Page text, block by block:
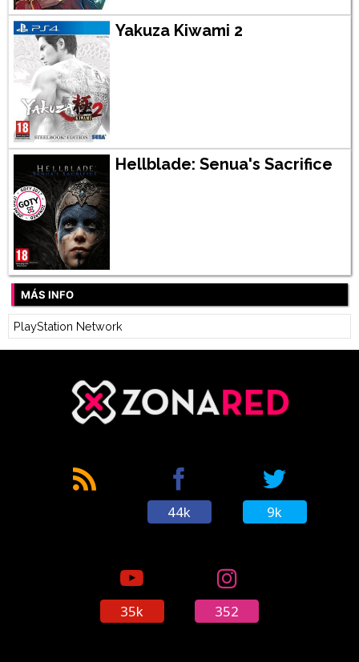
Yakuza Kiwami 2
Hellblade: Senua's Sacrifice
MÁS INFO
PlayStation Network
44k 9k
35k 352